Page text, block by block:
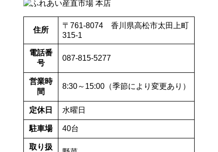
住所
〒761-8074 香川県高松市太田上町
315-1
電話番
号
087-815-5277
営業時
間
8:30～15:00（季節により変更あり）
定休日 水曜日
駐車場 40台
取り扱